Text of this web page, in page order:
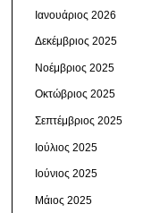
Ιανουάριος 2026
Δεκέμβριος 2025
Νοέμβριος 2025
Οκτώβριος 2025
Σεπτέμβριος 2025
Ιούλιος 2025
Ιούνιος 2025
Μάιος 2025